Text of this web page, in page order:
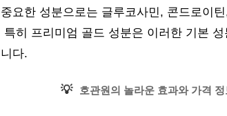
요한 성분으로는 글루코사민, 콘드로이
특히 프리미엄 골드 성분은 이러한 기본
다.
💡 호관원의 놀라운 효과와 가격